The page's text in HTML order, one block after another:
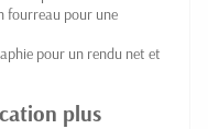
fourreau pour une
pour un rendu net et
plus